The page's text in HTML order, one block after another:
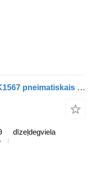
Knorr-Bremse Midlum (01.00-) LK1567 pneimatiskais kompresors paredzēts Renault Kerax, Midlum (1997-2014) vilcēja
dīzeļdegviela